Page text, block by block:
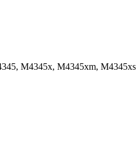
M4345x, M4345xm, M4345xs